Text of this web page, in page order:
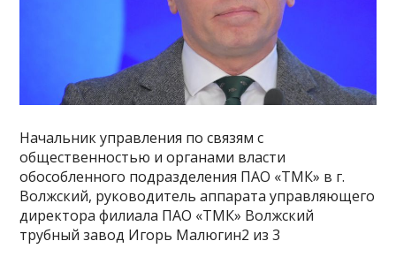
Начальник управления по связям с
общественностью и органами власти
обособленного подразделения ПАО «ТМК» в г.
Волжский, руководитель аппарата управляющего
директора филиала ПАО «ТМК» Волжский
трубный завод Игорь Малюгин2 из 3